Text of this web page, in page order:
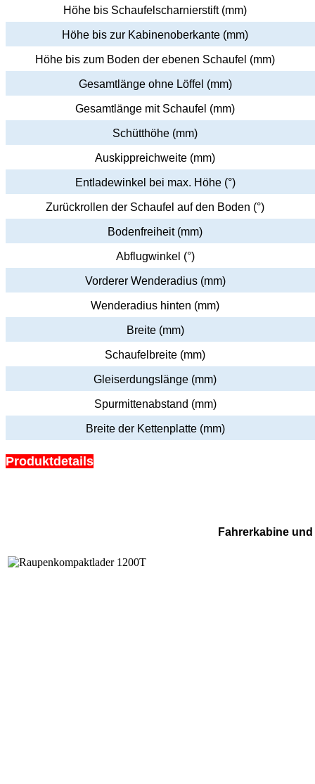
Höhe bis Schaufelscharnierstift (mm)
Höhe bis zur Kabinenoberkante (mm)
Höhe bis zum Boden der ebenen Schaufel (mm)
Gesamtlänge ohne Löffel (mm)
Gesamtlänge mit Schaufel (mm)
Schütthöhe (mm)
Auskippreichweite (mm)
Entladewinkel bei max. Höhe (°)
Zurückrollen der Schaufel auf den Boden (°)
Bodenfreiheit (mm)
Abflugwinkel (°)
Vorderer Wenderadius (mm)
Wenderadius hinten (mm)
Breite (mm)
Schaufelbreite (mm)
Gleiserdungslänge (mm)
Spurmittenabstand (mm)
Breite der Kettenplatte (mm)
Produktdetails
Fahrerkabine